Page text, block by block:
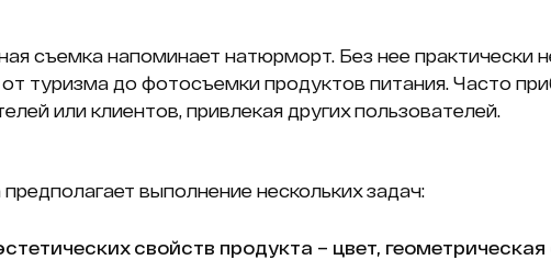
съемка напоминает натюрморт. Без нее практически
туризма до фотосъемки продуктов питания. Часто
или клиентов, привлекая других пользователей.
выполнение нескольких задач:
свойств продукта – цвет,